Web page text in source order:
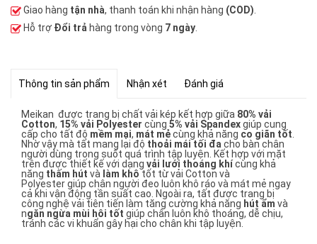
Giao hàng tận nhà, thanh toán khi nhận hàng (COD).
Hỗ trợ Đổi trả hàng trong vòng 7 ngày
Thông tin sản phẩm Nhận xét Đánh giá
Meikan được trang bị chất vải kép kết hợp giữa 80% vải
Cotton, 15% vải Polyester cùng 5% vải Spandexgiúp cung
cấp cho tất độ mềm mại, mát mẻcùng khả năng co giãn tốt
Nhờ vậy mà tất mang lại độ thoải mái tối đa cho bàn chân
người dùng trong suốt quá trình tập luyện. Kết hợp với mặt
trên được thiết kế với dạng vải lưới thoáng khícùng khả
năng thấm hút và làm khô tốt từ vải Cotton và
Polyester giúp chân người đeo luôn khô ráo và mát mẻ ngay
cả khi vận động tần suất cao. Ngoài ra, tất được trang bị
công nghệ vải tiên tiến làm tăng cường khả năng hút ẩm và
ngăn ngừa mùi hôi tốt giúp chân luôn khô thoáng, dễ chịu,
tránh các vi khuẩn gây hại cho chân khi tập luyện.